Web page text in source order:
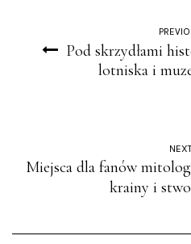
Pod skrzydłami
lotniska i
Miejsca dla fanów
krainy i